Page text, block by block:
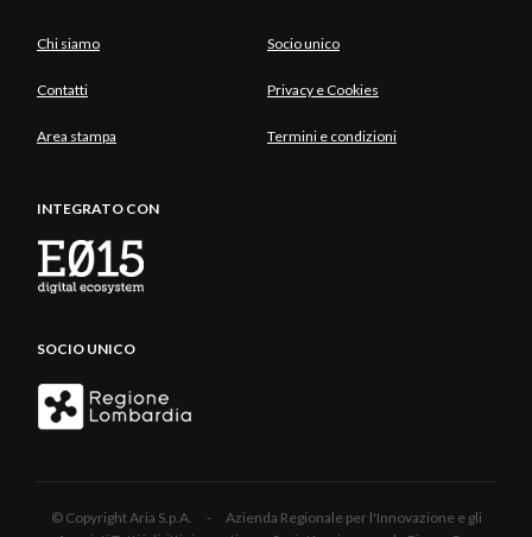
Chi siamo Socio unico
Contatti Privacy e Cookies
Area stampa Termini e condizioni
INTEGRATO CON
SOCIO UNICO
© Copyright Aria S.p.A. - Azienda Regionale per l'Innovazione e gli